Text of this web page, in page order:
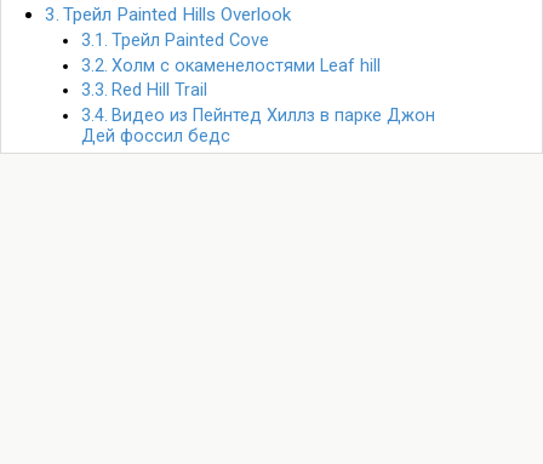
Трейл Painted Hills Overlook
Трейл Painted Cove
Холм с окаменелостями Leaf hill
Red Hill Trail
Видео из Пейнтед Хиллз в парке Джон
Дей фоссил бедс